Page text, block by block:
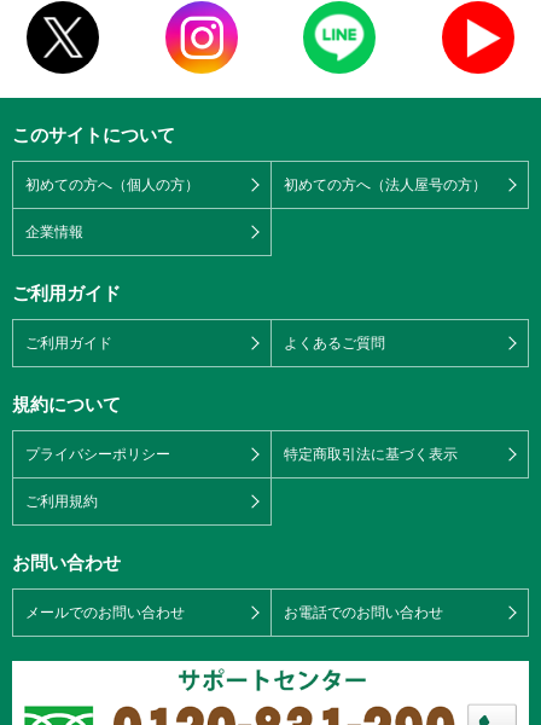
このサイトについて
初めての方へ（個人の方） 初めての方へ（法人屋号の方）
企業情報
ご利用ガイド
ご利用ガイド よくあるご質問
規約について
プライバシーポリシー 特定商取引法に基づく表示
ご利用規約
お問い合わせ
メールでのお問い合わせ お電話でのお問い合わせ